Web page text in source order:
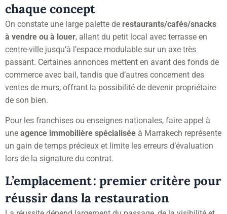
chaque concept
On constate une large palette de restaurants/cafés/snacks
à vendre ou à louer, allant du petit local avec terrasse en
centre-ville jusqu’à l’espace modulable sur un axe très
passant. Certaines annonces mettent en avant des fonds de
commerce avec bail, tandis que d’autres concernent des
ventes de murs, offrant la possibilité de devenir propriétaire
de son bien.
Pour les franchises ou enseignes nationales, faire appel à
une agence immobilière spécialisée à Marrakech représente
un gain de temps précieux et limite les erreurs d’évaluation
lors de la signature du contrat.
L’emplacement : premier critère pour
réussir dans la restauration